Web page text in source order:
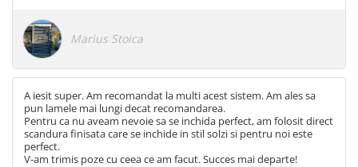
Marius Stoica
A iesit super. Am recomandat la multi acest sistem. Am ales sa
pun lamele mai lungi decat recomandarea.
Pentru ca nu aveam nevoie sa se inchida perfect, am folosit direct
scandura finisata care se inchide in stil solzi si pentru noi este
perfect.
V-am trimis poze cu ceea ce am facut. Succes mai departe!